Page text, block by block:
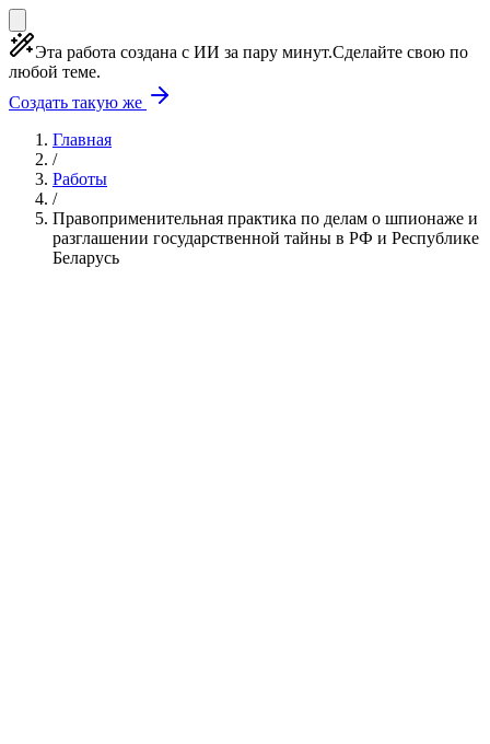
Эта работа создана с ИИ за пару минут.Сделайте свою по
любой теме.
Создать такую же
Главная
/
Работы
/
Правоприменительная практика по делам о шпионаже и
разглашении государственной тайны в РФ и Республике
Беларусь